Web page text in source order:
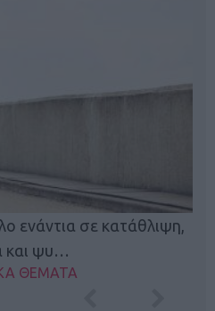
ενάντια σε κατάθλιψη,
και ψυ…
ΘΕΜΑΤΑ